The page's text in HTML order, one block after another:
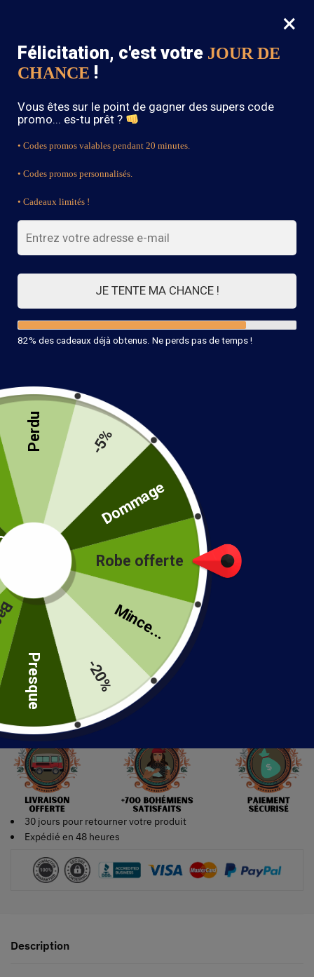
0
SOLDES : -15% sur toute la boutique avec le code « BOHEME15 »
Tunique Hippie Chic Bohème
24.99 €
Couleur
Taille
Ajouter au panier
30 jours pour retourner votre produit
Expédié en 48 heures
Description
×
Félicitation, c'est votre JOUR DE
CHANCE !
Vous êtes sur le point de gagner des supers code
promo... es-tu prêt ?
• Codes promos valables pendant 20 minutes.
• Codes promos personnalisés.
• Cadeaux limités !
JE TENTE MA CHANCE !
82% des cadeaux déjà obtenus. Ne perds pas de temps !
Robe offerte
Mince...
-20%
Presque
Perdu -5%
Dommage